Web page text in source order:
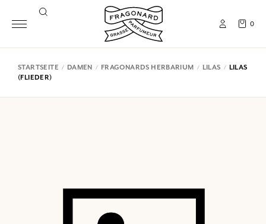
0
STARTSEITE DAMEN FRAGONARDS HERBARIUM LILAS
LILAS
(FLIEDER)